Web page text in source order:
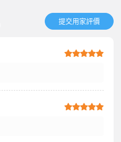
提交用家評價​